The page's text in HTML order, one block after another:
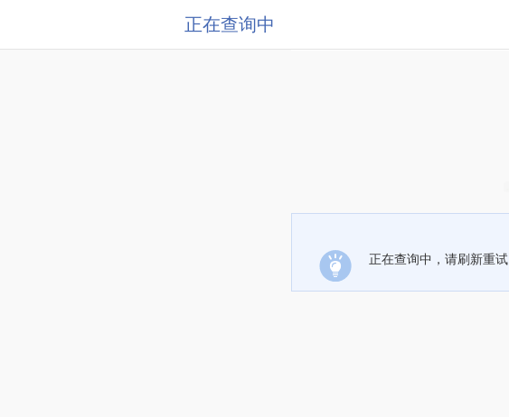
正在查询中
正在查询中，请刷新重试